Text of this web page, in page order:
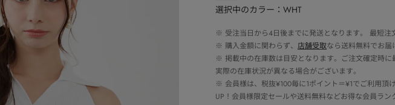
選択中のカラー：WHT
※ 受注当日から4日後までに発送となります。 最短注
※ 購入金額に関わらず、 店舗受取なら送料無料でお届
※ 掲載中の在庫数は目安となります。ご注文確定時
実際の在庫状況が異なる場合がございます。
※ 会員様は、税抜¥100毎に1ポイント＝¥1でご利用
UP！会員様限定セールや送料無料などお得な会員ラン